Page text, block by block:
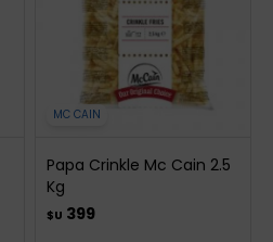
MC CAIN
Papa Crinkle Mc Cain 2.5
Kg
$U 399